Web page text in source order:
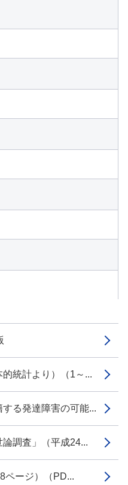
統計より）（1～...
る発達障害の可能...
調査」（平成24...
ージ）（PD...